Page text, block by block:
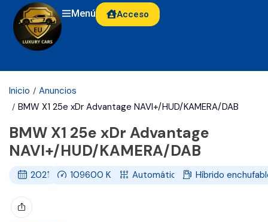
Menú Acceso
Inicio
Anuncios
BMW X1 25e xDr Advantage NAVI+/HUD/KAMERA/DAB
BMW X1 25e xDr Advantage
NAVI+/HUD/KAMERA/DAB
2021 109600 Km Automático Híbrido